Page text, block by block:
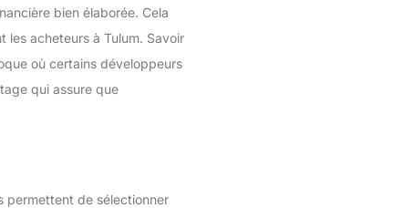
bien élaborée. Cela
les acheteurs à Tulum. Savoir
où certains développeurs
qui assure que
permettent de sélectionner